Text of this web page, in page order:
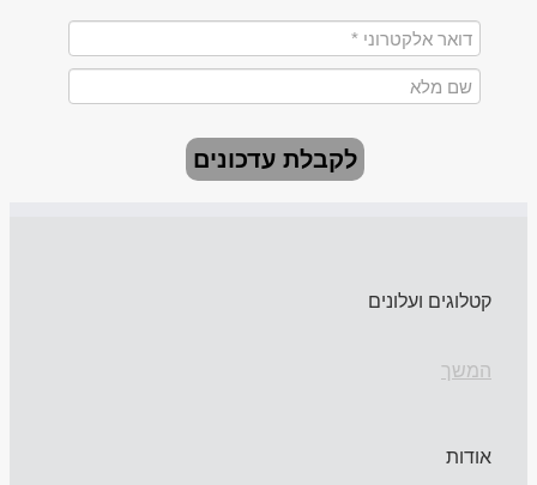
לקבלת עדכונים
קטלוגים ועלונים
המשך
אודות